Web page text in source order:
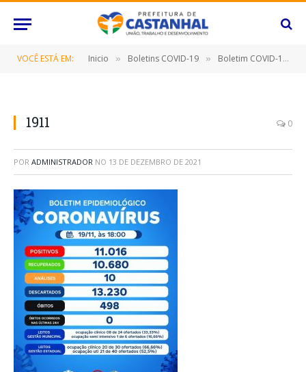
VOCÊ ESTÁ EM: Inicio » Boletins COVID-19 » Boletim COVID-19 (19/11/2021)
1911 0
POR ADMINISTRADOR NO 13 DE DEZEMBRO DE 2021